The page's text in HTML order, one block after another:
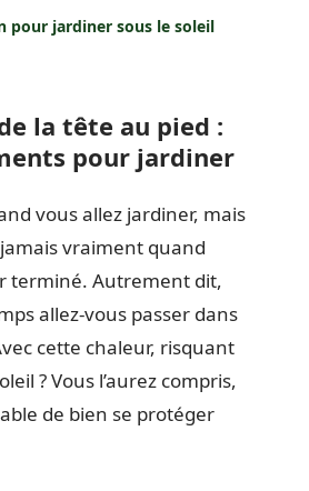
pour jardiner sous le soleil
la tête au pied :
pour jardiner
vous allez jardiner, mais
vraiment quand
terminé. Autrement dit,
allez-vous passer dans
cette chaleur, risquant
? Vous l’aurez compris,
de bien se protéger